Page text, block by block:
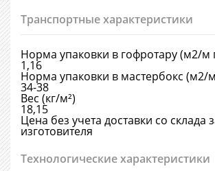
Транспортные характеристики
Норма упаковки в гофротару (м2/м
1,16
Норма упаковки в мастербокс (м2/
34-38
Вес (кг/м²)
18,15
Цена без учета доставки со склада
изготовителя
Технологические характеристики